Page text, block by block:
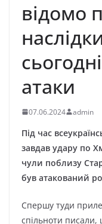
відомо
атаки
07.06.2024 admin
Під час
завдав удару по
чули поблизу
був атакований
Спершу туди
спільноти